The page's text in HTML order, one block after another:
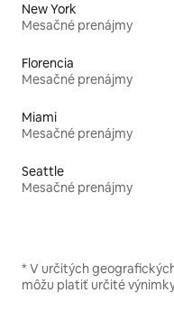
New York
Mesačné prenájmy
Florencia
Mesačné prenájmy
Miami
Mesačné prenájmy
Seattle
Mesačné prenájmy
* V určitých
môžu platiť určité